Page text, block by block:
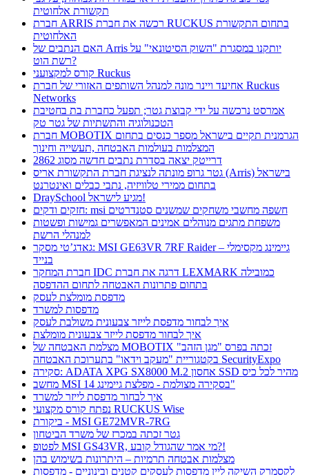
תקשורת אלחוטית
חברת ARRIS רכשה את חברת RUCKUS בתחום התקשורת
האלחוטית
האם הנתבים של Arris יותקנו במסגרת "השוק הסיטונאי" על
רשת הוט?
קורס למקצועני Ruckus
אחיעד ויינר מונה למנהל השותפים האזורי של חברת Ruckus
Networks
אמרסט נרכשה על ידי קבוצת גטר; תפעל כחברת בת בחטיבת
הטכנולוגיה והתשתיות של גטר טק
חברת MOBOTIX הגרמנית תקיים בישראל מספר כנסים בתחום
המצלמות בעולמות האבטחה ,תעשייה וחינוך
דרייטק יצאה בסדרת נתבים חדשה מסוג 2862
גטר גרופ מונתה לנציגת חברת התקשורת אריס (Arris) בישראל
בתחום ממירי טלוויזיה, נתבי כבלים ואינטרנט
DraySchool מגיע לישראל!
חזקים ודקים: msi חשפה מחשבי משחקים שמשנים סטנדרטים
משפחת מתגים מנוהלים אמינים המאפשרים גמישות ופשטות
למנהלי הרשת
גאדג’טי מסקר: MSI GE63VR 7RF Raider – גיימינג מקסימלי
בנייד
חברת המחקר IDC דרגה את חברת LEXMARK כמובילה
בתחום פתרונות האבטחה לתחום ההדפסה
מדפסת מומלצת לעסק
מדפסות למשרד
איך לבחור מדפסת לייזר צבעונית משולבת לעסק
איך לבחור מדפסת לייזר צבעונית מומלצת
מצלמת האבטחה של MOBOTIX זכתה בפרס "מגן הזהב"
בקטגוריית "מעקב וידאו" בתערוכת האבטחה SecurityExpo
סקירה: ADATA XPG SX8000 M.2 אחסון SSD מהיר לכל כיס
מחשב MSI בסקירה מצולמת - מפלצת גיימינג 14"
איך לבחור מדפסת לייזר למשרד
נפתח קורס מקצועי RUCKUS Wise
ביקורת - MSI GE72MVR-7RG
גטר זכתה במכרז של משרד הביטחון
לפטופ MSI GS43VR, מי אמר שהגודל קובע?!
מצלמות אבטחה תרמיות – היתרונות בשימוש בהן
לקסמרק השיקה ליין מדפסות לעסקים קטנים ובינוניים - מדפסות